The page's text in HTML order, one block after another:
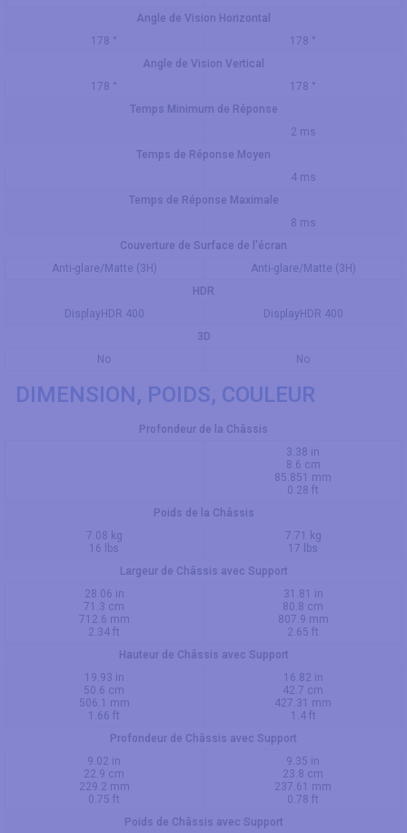
Angle de Vision Horizontal
178 °
178 °
Angle de Vision Vertical
178 °
178 °
Temps Minimum de Réponse
2 ms
Temps de Réponse Moyen
4 ms
Temps de Réponse Maximale
8 ms
Couverture de Surface de l'écran
Anti-glare/Matte (3H)
Anti-glare/Matte (3H)
HDR
DisplayHDR 400
DisplayHDR 400
3D
No
No
DIMENSION, POIDS, COULEUR
Profondeur de la Châssis
3.38 in
8.6 cm
85.851 mm
0.28 ft
Poids de la Châssis
7.08 kg
16 lbs
7.71 kg
17 lbs
Largeur de Châssis avec Support
28.06 in
71.3 cm
712.6 mm
2.34 ft
31.81 in
80.8 cm
807.9 mm
2.65 ft
Hauteur de Châssis avec Support
19.93 in
50.6 cm
506.1 mm
1.66 ft
16.82 in
42.7 cm
427.31 mm
1.4 ft
Profondeur de Châssis avec Support
9.02 in
22.9 cm
229.2 mm
0.75 ft
9.35 in
23.8 cm
237.61 mm
0.78 ft
Poids de Châssis avec Support